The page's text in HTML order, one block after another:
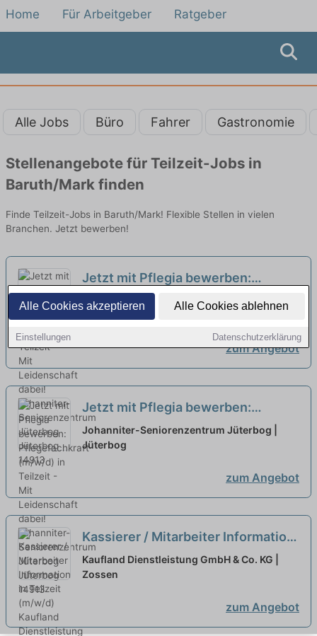
Alle Cookies akzeptieren Alle Cookies ablehnen
Einstellungen Datenschutzerklärung
Home Für Arbeitgeber Ratgeber
Alle Jobs Büro Fahrer Gastronomie
Stellenangebote für Teilzeit-Jobs in
Baruth/Mark finden
Finde Teilzeit-Jobs in Baruth/Mark! Flexible Stellen in vielen
Branchen. Jetzt bewerben!
Jetzt mit Pflegia bewerben:
Pflegekraft (m/w/d) in Teilzeit - Mit
Leidenschaft dabei!
Johanniter-Seniorenzentrum Jüterbog |
Jüterbog
zum Angebot
Jetzt mit Pflegia bewerben:
Pflegefachkraft (m/w/d) in Teilzeit
- Mit Leidenschaft dabei!
Johanniter-Seniorenzentrum Jüterbog |
Jüterbog
zum Angebot
Kassierer / Mitarbeiter Information
in Teilzeit (m/w/d) neu
Kaufland Dienstleistung GmbH & Co. KG |
Zossen
zum Angebot